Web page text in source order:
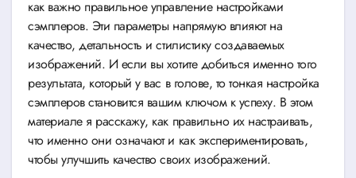
как важно правильное управление настройками
сэмплеров. Эти параметры напрямую влияют на
качество, детальность и стилистику создаваемых
изображений. И если вы хотите добиться именно того
результата, который у вас в голове, то тонкая настройка
сэмплеров становится вашим ключом к успеху. В этом
материале я расскажу, как правильно их настраивать,
что именно они означают и как экспериментировать,
чтобы улучшить качество своих изображений.